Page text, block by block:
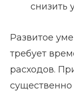
снизить
Развитое
требует
расходов.